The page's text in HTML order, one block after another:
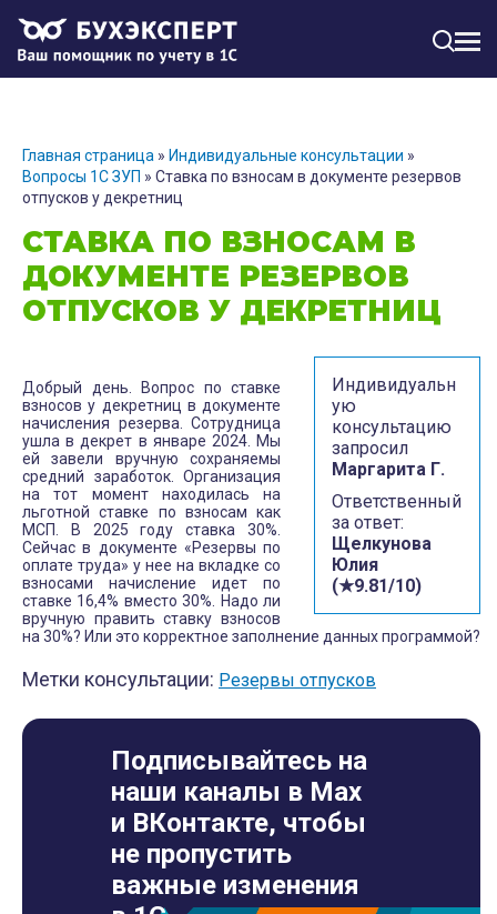
Главная страница » Индивидуальные консультации »
Вопросы 1С ЗУП » Ставка по взносам в документе резервов
отпусков у декретниц
СТАВКА ПО ВЗНОСАМ В
ДОКУМЕНТЕ РЕЗЕРВОВ
ОТПУСКОВ У ДЕКРЕТНИЦ
Индивидуальн
ую
консультацию
запросил
Маргарита Г.
Ответственный
за ответ:
Щелкунова
Юлия
(★9.81/10)
Добрый день. Вопрос по ставке
взносов у декретниц в документе
начисления резерва. Сотрудница
ушла в декрет в январе 2024. Мы
ей завели вручную сохраняемы
средний заработок. Организация
на тот момент находилась на
льготной ставке по взносам как
МСП. В 2025 году ставка 30%.
Сейчас в документе «Резервы по
оплате труда» у нее на вкладке со
взносами начисление идет по
ставке 16,4% вместо 30%. Надо ли
вручную править ставку взносов
на 30%? Или это корректное заполнение данных программой?
Метки консультации: Резервы отпусков
Подписывайтесь на
наши каналы в Max
и ВКонтакте, чтобы
не пропустить
важные изменения